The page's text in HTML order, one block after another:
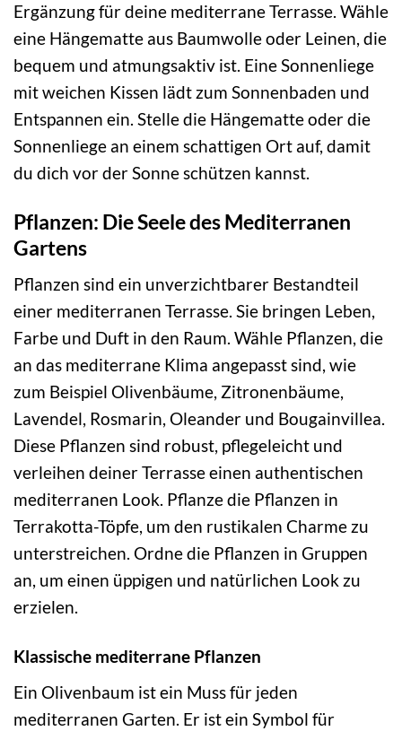
Ergänzung für deine mediterrane Terrasse. Wähle
eine Hängematte aus Baumwolle oder Leinen, die
bequem und atmungsaktiv ist. Eine Sonnenliege
mit weichen Kissen lädt zum Sonnenbaden und
Entspannen ein. Stelle die Hängematte oder die
Sonnenliege an einem schattigen Ort auf, damit
du dich vor der Sonne schützen kannst.
Pflanzen: Die Seele des Mediterranen
Gartens
Pflanzen sind ein unverzichtbarer Bestandteil
einer mediterranen Terrasse. Sie bringen Leben,
Farbe und Duft in den Raum. Wähle Pflanzen, die
an das mediterrane Klima angepasst sind, wie
zum Beispiel Olivenbäume, Zitronenbäume,
Lavendel, Rosmarin, Oleander und Bougainvillea.
Diese Pflanzen sind robust, pflegeleicht und
verleihen deiner Terrasse einen authentischen
mediterranen Look. Pflanze die Pflanzen in
Terrakotta-Töpfe, um den rustikalen Charme zu
unterstreichen. Ordne die Pflanzen in Gruppen
an, um einen üppigen und natürlichen Look zu
erzielen.
Klassische mediterrane Pflanzen
Ein Olivenbaum ist ein Muss für jeden
mediterranen Garten. Er ist ein Symbol für